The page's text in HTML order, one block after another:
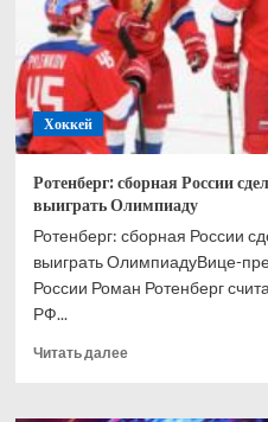
пацана,
ему
светит
срок
Хоккей
Ротенберг: сборная России
выиграть Олимпиаду
Ротенберг: сборная России
выиграть ОлимпиадуВице-
России Роман Ротенберг
РФ...
Читать далееПрочитать
Ротенберг: